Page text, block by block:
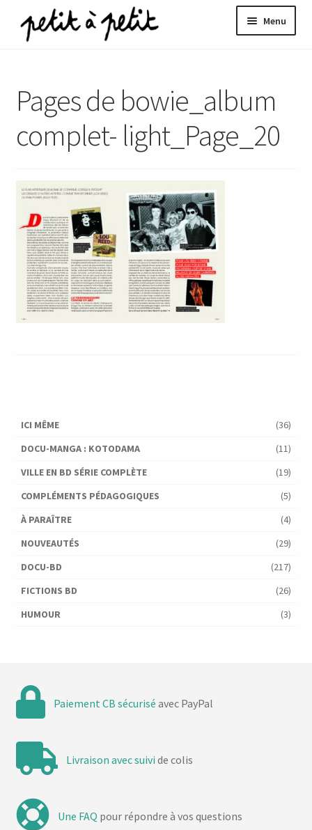
Aller
à
Aller
au
Menu
Pages de bowie_album
complet- light_Page_20
ICI MÊME
(36)
DOCU-MANGA : KOTODAMA
(11)
VILLE EN BD SÉRIE COMPLÈTE
(19)
COMPLÉMENTS PÉDAGOGIQUES
(5)
À PARAÎTRE
(4)
NOUVEAUTÉS
(29)
DOCU-BD
(217)
FICTIONS BD
(26)
HUMOUR
(3)
Paiement CB sécurisé avec PayPal
Livraison avec suivi de colis
Une FAQ pour répondre à vos questions